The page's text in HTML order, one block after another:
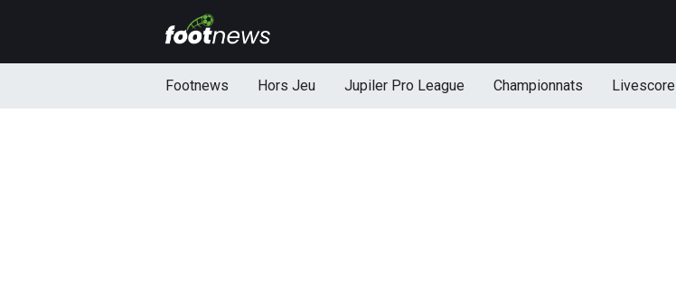
Footnews Hors Jeu Jupiler Pro League Championnats Livescore